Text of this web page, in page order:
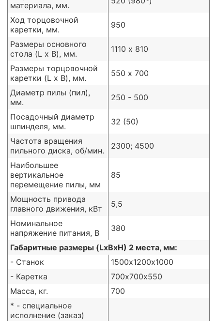
материала, мм.
Ход торцовочной
каретки, мм.
950
Размеры основного
стола (L x B), мм.
1110 х 810
Размеры торцовочной
каретки (L x B), мм.
550 х 700
Диаметр пилы (пил),
мм.
250 - 500
Посадочный диаметр
шпинделя, мм.
32 (50)
Частота вращения
пильного диска, об/мин.
2300; 4500
Наибольшее
вертикальное
перемещение пилы, мм
85
Мощность привода
главного движения, кВт
5,5
Номинальное
напряжение питания, В
380
Габаритные размеры (LxBxH) 2 места, мм:
- Станок
1500х1200х1000
- Каретка
700х700х550
Масса, кг.
700
* - специальное
исполнение (заказ)